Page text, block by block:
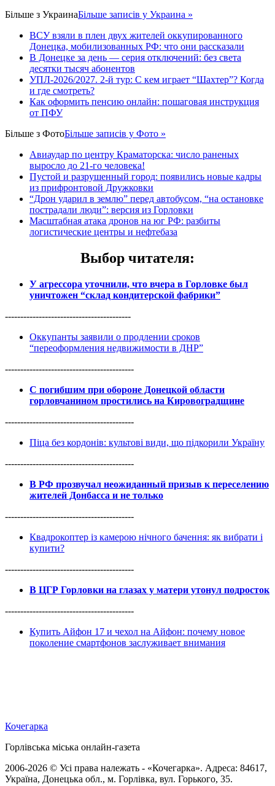
Більше з УкраинаБільше записів у Украина »
ВСУ взяли в плен двух жителей оккупированного
Донецка, мобилизованных РФ: что они рассказали
В Донецке за день — серия отключений: без света
десятки тысяч абонентов
УПЛ-2026/2027. 2-й тур: С кем играет “Шахтер”? Когда
и где смотреть?
Как оформить пенсию онлайн: пошаговая инструкция
от ПФУ
Більше з ФотоБільше записів у Фото »
Авиаудар по центру Краматорска: число раненых
выросло до 21-го человека!
Пустой и разрушенный город: появились новые кадры
из прифронтовой Дружковки
“Дрон ударил в землю” перед автобусом, “на остановке
пострадали люди”: версия из Горловки
Масштабная атака дронов на юг РФ: разбиты
логистические центры и нефтебаза
Выбор читателя:
У агрессора уточнили, что вчера в Горловке был
уничтожен “склад кондитерской фабрики”
-----------------------------------------
Оккупанты заявили о продлении сроков
“переоформления недвижимости в ДНР”
------------------------------------------
С погибшим при обороне Донецкой области
горловчанином простились на Кировоградщине
------------------------------------------
Піца без кордонів: культові види, що підкорили Україну
------------------------------------------
В РФ прозвучал неожиданный призыв к переселению
жителей Донбасса и не только
------------------------------------------
Квадрокоптер із камерою нічного бачення: як вибрати і
купити?
------------------------------------------
В ЦГР Горловки на глазах у матери утонул подросток
------------------------------------------
Купить Айфон 17 и чехол на Айфон: почему новое
поколение смартфонов заслуживает внимания
Кочегарка
Горлівська міська онлайн-газета
2006-2026 © Усі права належать - «Кочегарка». Адреса: 84617,
Україна, Донецька обл., м. Горлівка, вул. Горького, 35.